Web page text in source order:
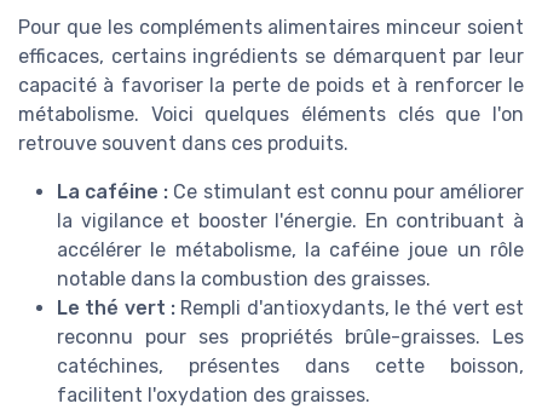
Pour que les compléments alimentaires minceur soient
efficaces, certains ingrédients se démarquent par leur
capacité à favoriser la perte de poids et à renforcer le
métabolisme. Voici quelques éléments clés que l'on
retrouve souvent dans ces produits.
La caféine : Ce stimulant est connu pour améliorer
la vigilance et booster l'énergie. En contribuant à
accélérer le métabolisme, la caféine joue un rôle
notable dans la combustion des graisses.
Le thé vert : Rempli d'antioxydants, le thé vert est
reconnu pour ses propriétés brûle-graisses. Les
catéchines, présentes dans cette boisson,
facilitent l'oxydation des graisses.